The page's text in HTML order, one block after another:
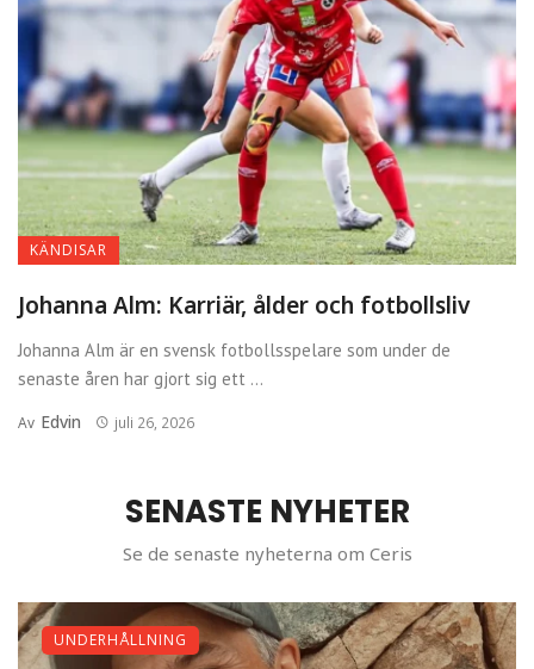
Elian Möllberg: Tilde de
Paula Ebys äldste son
KÄNDISAR
Johanna Alm: Karriär, ålder och fotbollsliv
Johanna Alm är en svensk fotbollsspelare som under de
senaste åren har gjort sig ett ...
Av Edvin juli 26, 2026
SENASTE NYHETER
Se de senaste nyheterna om Ceris
UNDERHÅLLNING